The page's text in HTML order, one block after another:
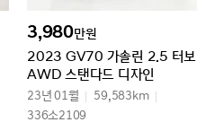
3,980만원
2023 GV70 가솔린 2.5 터보
AWD 스탠다드 디자인
23년 01월
59,583km
336소2109